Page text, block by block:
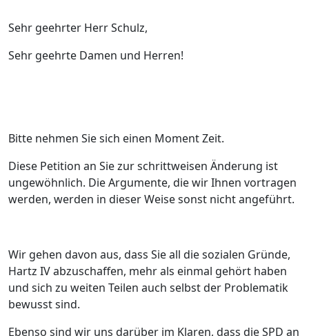
Sehr geehrter Herr Schulz,
Sehr geehrte Damen und Herren!
Bitte nehmen Sie sich einen Moment Zeit.
Diese Petition an Sie zur schrittweisen Änderung ist
ungewöhnlich. Die Argumente, die wir Ihnen vortragen
werden, werden in dieser Weise sonst nicht angeführt.
Wir gehen davon aus, dass Sie all die sozialen Gründe,
Hartz IV abzuschaffen, mehr als einmal gehört haben
und sich zu weiten Teilen auch selbst der Problematik
bewusst sind.
Ebenso sind wir uns darüber im Klaren, dass die SPD an